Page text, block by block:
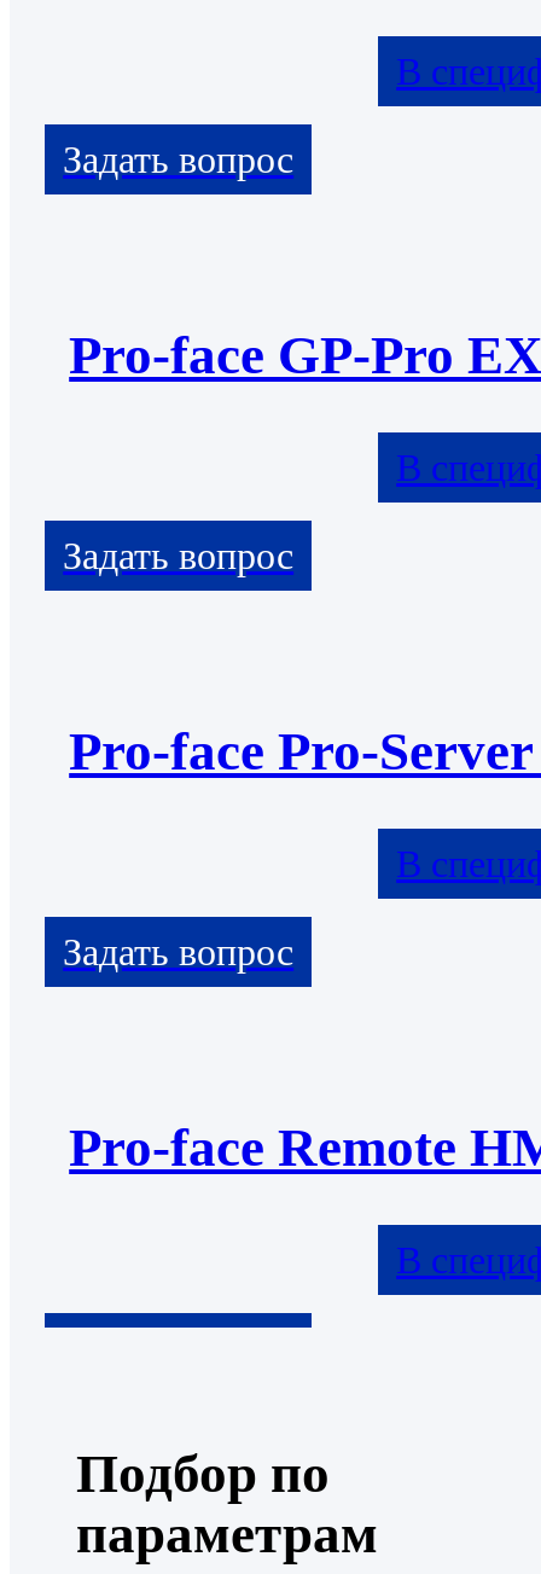
В
Pro-face GP-Pro
В
Pro-face Pro-
В
Pro-face Remote
В
Подбор по
параметрам